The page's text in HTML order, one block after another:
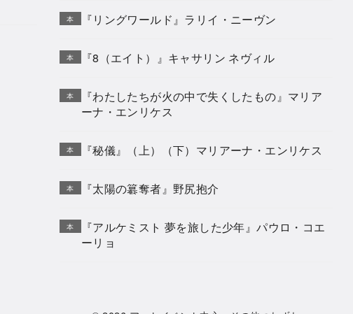
本 『リングワールド』ラリイ・ニーヴン
本 『8（エイト）』キャサリン ネヴィル
本
『わたしたちが火の中で失くしたもの』マリア
ーナ・エンリケス
本 『秘儀』（上）（下）マリアーナ・エンリケス
本 『太陽の簒奪者』野尻抱介
本
『アルケミスト 夢を旅した少年』パウロ・コエ
ーリョ